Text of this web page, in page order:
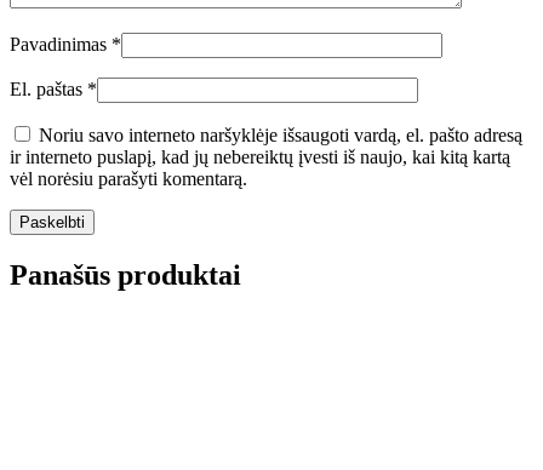
Pavadinimas *
El. paštas *
Noriu savo interneto naršyklėje išsaugoti vardą, el. pašto adresą
ir interneto puslapį, kad jų nebereiktų įvesti iš naujo, kai kitą kartą
vėl norėsiu parašyti komentarą.
Panašūs produktai